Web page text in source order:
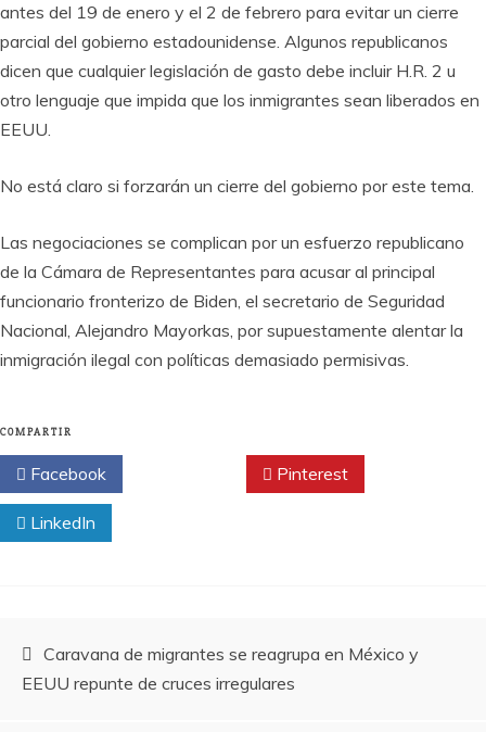
antes del 19 de enero y el 2 de febrero para evitar un cierre
parcial del gobierno estadounidense. Algunos republicanos
dicen que cualquier legislación de gasto debe incluir H.R. 2 u
otro lenguaje que impida que los inmigrantes sean liberados en
EEUU.
No está claro si forzarán un cierre del gobierno por este tema.
Las negociaciones se complican por un esfuerzo republicano
de la Cámara de Representantes para acusar al principal
funcionario fronterizo de Biden, el secretario de Seguridad
Nacional, Alejandro Mayorkas, por supuestamente alentar la
inmigración ilegal con políticas demasiado permisivas.
COMPARTIR
Facebook Pinterest
LinkedIn
Navegación
de
Caravana de migrantes se reagrupa en México y
EEUU repunte de cruces irregulares